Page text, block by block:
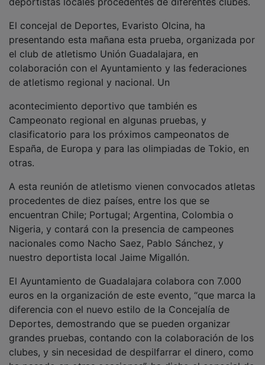
presentando esta mañana esta prueba, organizada por
el club de atletismo Unión Guadalajara, en
colaboración con el Ayuntamiento y las federaciones
de atletismo regional y nacional. Un
Campeonato regional en algunas pruebas, y
clasificatorio para los próximos campeonatos de
España, de Europa y para las olimpiadas de Tokio, en
otras.
procedentes de diez países, entre los que se
encuentran Chile; Portugal; Argentina, Colombia o
Nigeria, y contará con la presencia de campeones
nacionales como Nacho Saez, Pablo Sánchez, y
nuestro deportista local Jaime Migallón.
euros en la organización de este evento, “que marca la
diferencia con el nuevo estilo de la Concejalía de
Deportes, demostrando que se pueden organizar
grandes pruebas, contando con la colaboración de los
clubes, y sin necesidad de despilfarrar el dinero, como
ha pasado en otras ocasiones”, ha dicho el concejal de